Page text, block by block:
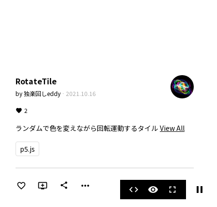
RotateTile
by独楽回しeddy · 2021.10.16
2
ランダムで色を変えながら回転運動するタイル View All
p5.js
share more_horiz code visibility fullscreen pause